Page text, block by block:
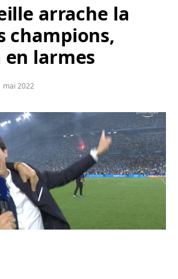
arrache la
champions,
larmes
mai 2022